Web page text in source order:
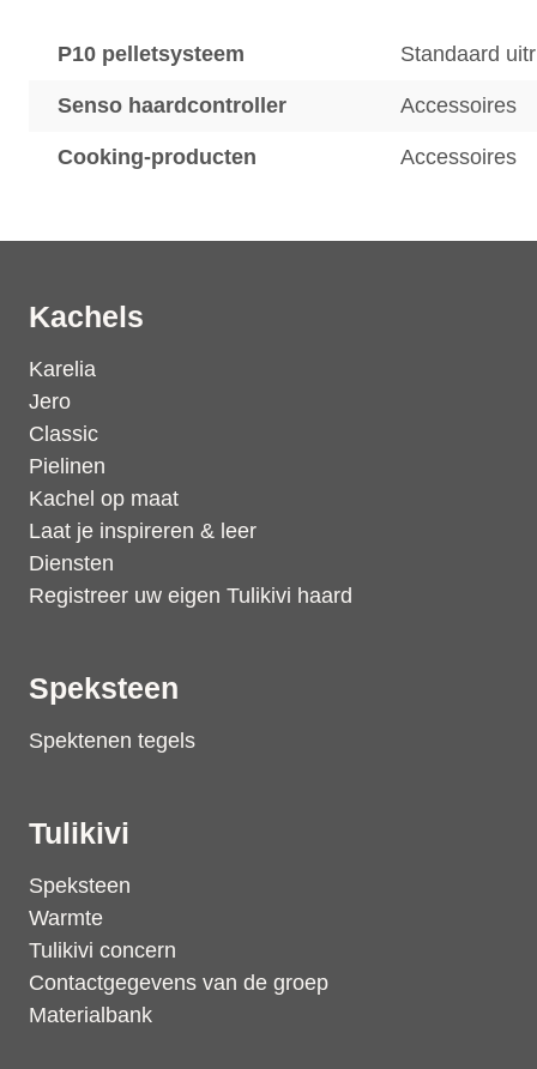
P10 pelletsysteem Standaard
Senso haardcontroller Accessoires
Cooking-producten Accessoires
Kachels
Karelia
Jero
Classic
Pielinen
Kachel op maat
Laat je inspireren & leer
Diensten
Registreer uw eigen Tulikivi haard
Speksteen
Spektenen tegels
Tulikivi
Speksteen
Warmte
Tulikivi concern
Contactgegevens van de groep
Materialbank